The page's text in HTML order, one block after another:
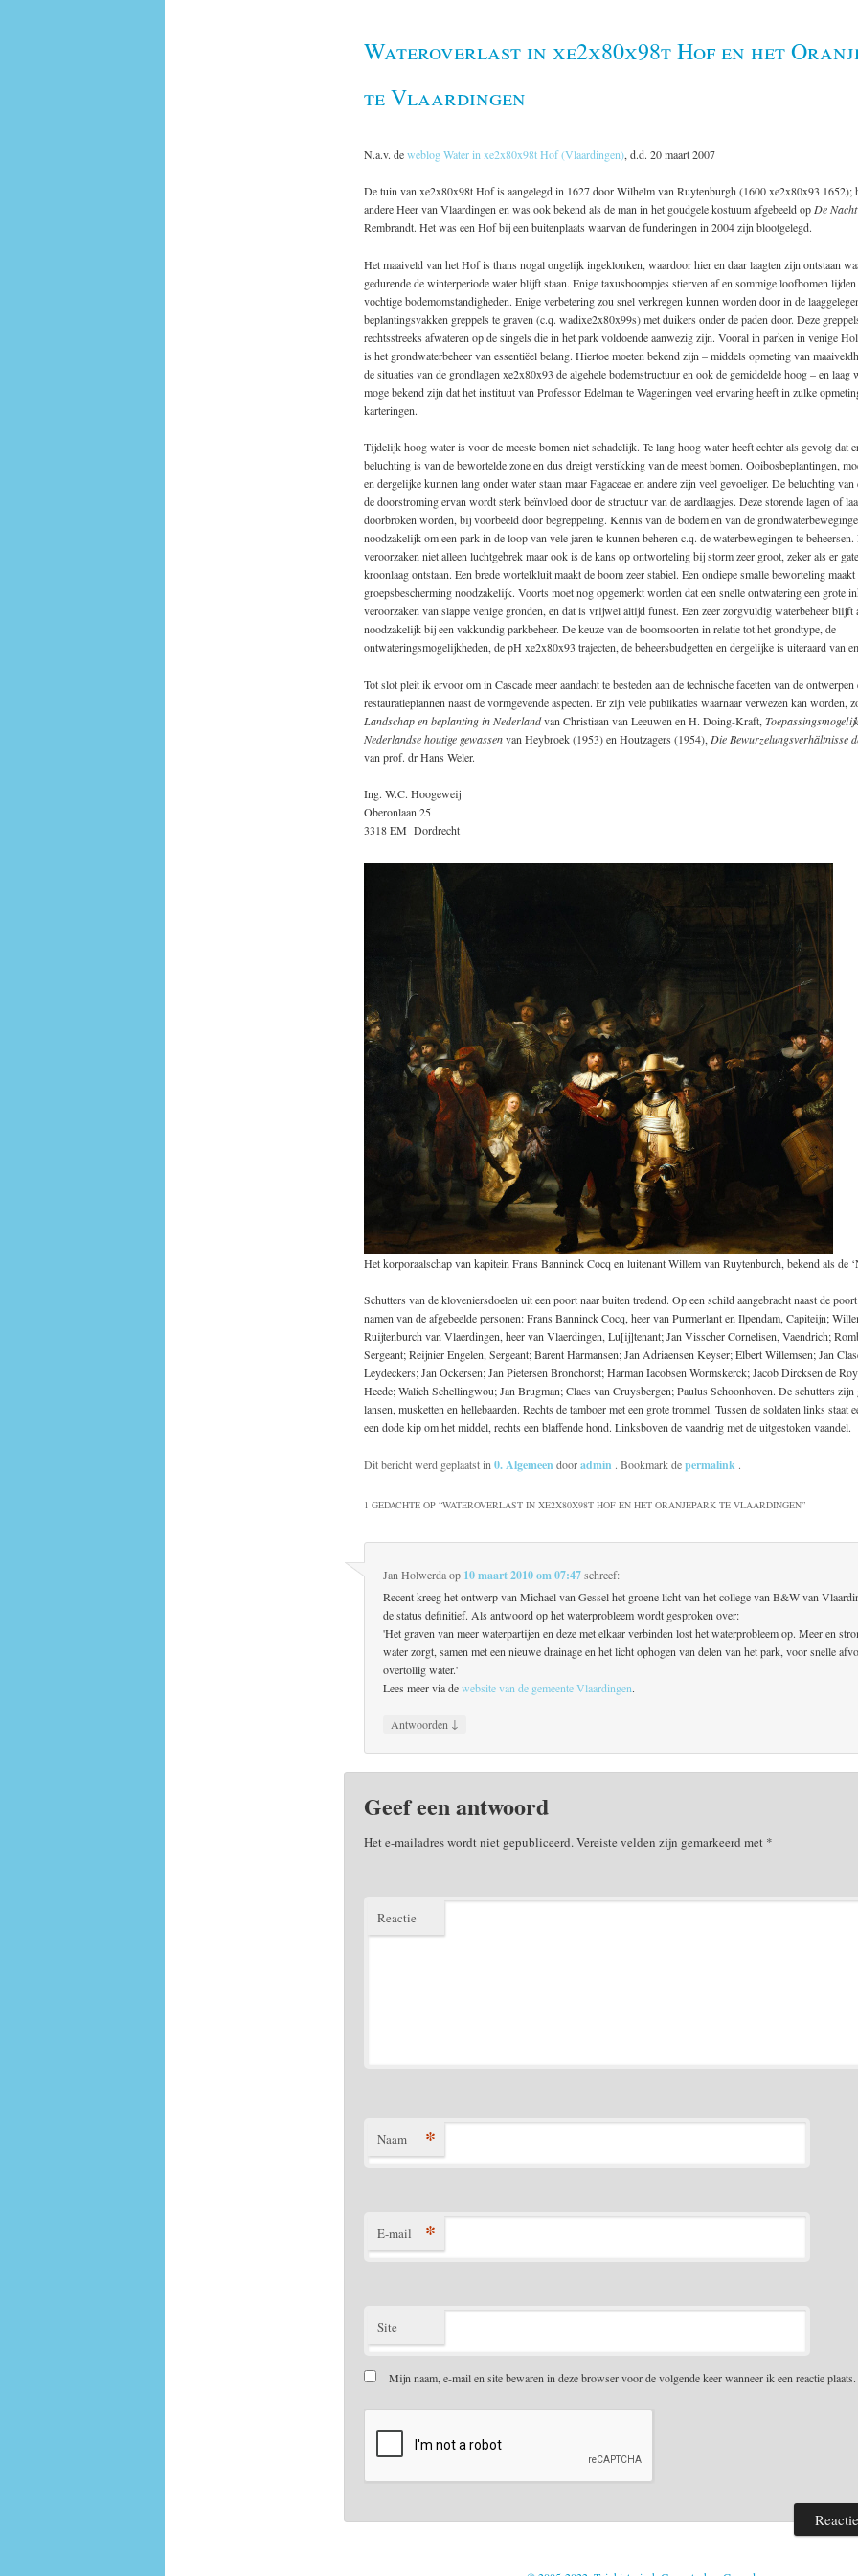
Wateroverlast in xe2x80x98t Hof en het
te Vlaardingen
N.a.v. deweblog Water in xe2x80x98t Hof (Vlaardingen), d.d. 20 maart 2007
De tuin van xe2x80x98t Hof is aangelegd in 1627 door Wilhelm van Ruytenburgh (1600 xe2x80x93 1652);
andere Heer van Vlaardingen en was ook bekend als de man in het goudgele kostuum afgebeeld opDe
Rembrandt. Het was een Hof bij een buitenplaats waarvan de funderingen in 2004 zijn blootgelegd.
Het maaiveld van het Hof is thans nogal ongelijk ingeklonken, waardoor hier en daar laagten zijn ontstaan
gedurende de winterperiode water blijft staan. Enige taxusboompjes stierven af en sommige loofbomen
vochtige bodemomstandigheden. Enige verbetering zou snel verkregen kunnen worden door in de
beplantingsvakken greppels te graven (c.q. wadixe2x80x99s) met duikers onder de paden door. Deze
rechtsstreeks afwateren op de singels die in het park voldoende aanwezig zijn. Vooral in parken in venige
is het grondwaterbeheer van essentiëel belang. Hiertoe moeten bekend zijn – middels opmeting van
de situaties van de grondlagen xe2x80x93 de algehele bodemstructuur en ook de gemiddelde hoog – en laag
moge bekend zijn dat het instituut van Professor Edelman te Wageningen veel ervaring heeft in zulke
karteringen.
Tijdelijk hoog water is voor de meeste bomen niet schadelijk. Te lang hoog water heeft echter als gevolg dat
beluchting is van de bewortelde zone en dus dreigt verstikking van de meest bomen. Ooibosbeplantingen,
en dergelijke kunnen lang onder water staan maar Fagaceae en andere zijn veel gevoeliger. De beluchting van
de doorstroming ervan wordt sterk beïnvloed door de structuur van de aardlaagjes. Deze storende lagen of
doorbroken worden, bij voorbeeld door begreppeling. Kennis van de bodem en van de
noodzakelijk om een park in de loop van vele jaren te kunnen beheren c.q. de waterbewegingen te beheersen.
veroorzaken niet alleen luchtgebrek maar ook is de kans op ontworteling bij storm zeer groot, zeker als er
kroonlaag ontstaan. Een brede wortelkluit maakt de boom zeer stabiel. Een ondiepe smalle beworteling maakt
groepsbescherming noodzakelijk. Voorts moet nog opgemerkt worden dat een snelle ontwatering een grote
veroorzaken van slappe venige gronden, en dat is vrijwel altijd funest. Een zeer zorgvuldig waterbeheer blijft
noodzakelijk bij een vakkundig parkbeheer. De keuze van de boomsoorten in relatie tot het grondtype, de
ontwateringsmogelijkheden, de pH xe2x80x93 trajecten, de beheersbudgetten en dergelijke is uiteraard van
Tot slot pleit ik ervoor om in Cascade meer aandacht te besteden aan de technische facetten van de ontwerpen
restauratieplannen naast de vormgevende aspecten. Er zijn vele publikaties waarnaar verwezen kan worden,
Landschap en beplanting in Nederlandvan Christiaan van Leeuwen en H. Doing-Kraft,
Nederlandse houtige gewassenvan Heybroek (1953) en Houtzagers (1954), Die Bewurzelungsverhältnisse
van prof. dr Hans Weler.
Ing. W.C. Hoogeweij
Oberonlaan 25
3318 EM Dordrecht
Het korporaalschap van kapitein Frans Banninck Cocq en luitenant Willem van Ruytenburch, bekend als de
Schutters van de kloveniersdoelen uit een poort naar buiten tredend. Op een schild aangebracht naast de
namen van de afgebeelde personen: Frans Banninck Cocq, heer van Purmerlant en Ilpendam, Capiteijn;
Ruijtenburch van Vlaerdingen, heer van Vlaerdingen, Lu[ij]tenant; Jan Visscher Cornelisen, Vaendrich;
Sergeant; Reijnier Engelen, Sergeant; Barent Harmansen; Jan Adriaensen Keyser; Elbert Willemsen; Jan
Leydeckers; Jan Ockersen; Jan Pietersen Bronchorst; Harman Iacobsen Wormskerck; Jacob Dircksen de
Heede; Walich Schellingwou; Jan Brugman; Claes van Cruysbergen; Paulus Schoonhoven. De schutters zijn
lansen, musketten en hellebaarden. Rechts de tamboer met een grote trommel. Tussen de soldaten links staat
een dode kip om het middel, rechts een blaffende hond. Linksboven de vaandrig met de uitgestoken vaandel.
Dit bericht werd geplaatst in 0. Algemeen dooradmin . Bookmark depermalink .
1 GEDACHTE OP “WATEROVERLAST IN XE2X80X98T HOF EN HET ORANJEPARK TE VLAARDINGEN”
Jan Holwerdaop 10 maart 2010 om 07:47 schreef:
Recent kreeg het ontwerp van Michael van Gessel het groene licht van het college van B&W van
de status definitief. Als antwoord op het waterprobleem wordt gesproken over:
'Het graven van meer waterpartijen en deze met elkaar verbinden lost het waterprobleem op. Meer en
water zorgt, samen met een nieuwe drainage en het licht ophogen van delen van het park, voor snelle
overtollig water.'
Lees meer via dewebsite van de gemeente Vlaardingen.
Antwoorden ↓
Geef een antwoord
Het e-mailadres wordt niet gepubliceerd.Vereiste velden zijn gemarkeerd met *
Reactie
Naam *
E-mail *
Site
Mijn naam, e-mail en site bewaren in deze browser voor de volgende keer wanneer ik een reactie plaats.